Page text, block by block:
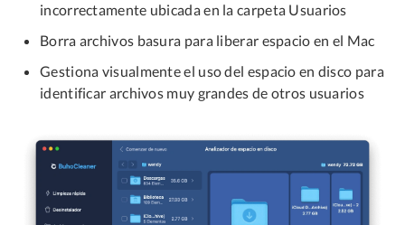
incorrectamente ubicada en la carpeta Usuarios
Borra archivos basura para liberar espacio en el Mac
Gestiona visualmente el uso del espacio en disco para
identificar archivos muy grandes de otros usuarios